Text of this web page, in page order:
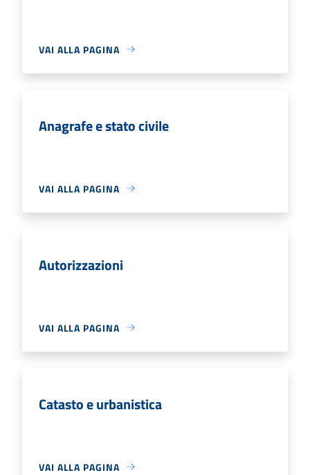
VAI ALLA PAGINA
Anagrafe e stato civile
VAI ALLA PAGINA
Autorizzazioni
VAI ALLA PAGINA
Catasto e urbanistica
VAI ALLA PAGINA